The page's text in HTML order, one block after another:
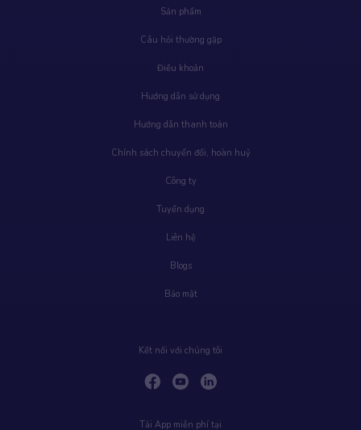
Sản phẩm
Câu hỏi thường gặp
Điều khoản
Hướng dẫn sử dụng
Hướng dẫn thanh toán
Chính sách chuyển đổi, hoàn huỷ
Công ty
Tuyển dụng
Liên hệ
Blogs
Bảo mật
Kết nối với chúng tôi
Tải App miễn phí tại